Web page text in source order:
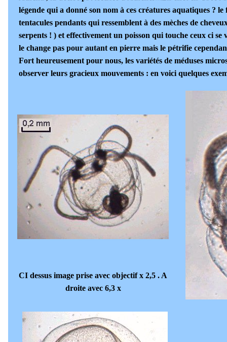
légende qui a donné son nom à ces créatures aquatiques ? le
tentacules pendants qui ressemblent à des mèches de
serpents ! ) et effectivement un poisson qui touche ceux ci
le change pas pour autant en pierre mais le pétrifie
Fort heureusement pour nous, les variétés de méduses
observer leurs gracieux mouvements : en voici quelques
CI dessus image prise avec objectif x 2,5 . A
droite avec 6,3 x